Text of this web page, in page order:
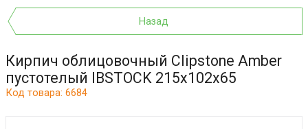
Назад
Кирпич облицовочный Clipstone Amber
пустотелый IBSTOCK 215x102x65
Код товара: 6684